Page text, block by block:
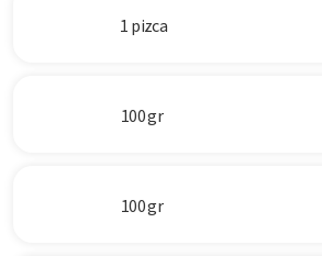
1 pizca
100 gr
100 gr